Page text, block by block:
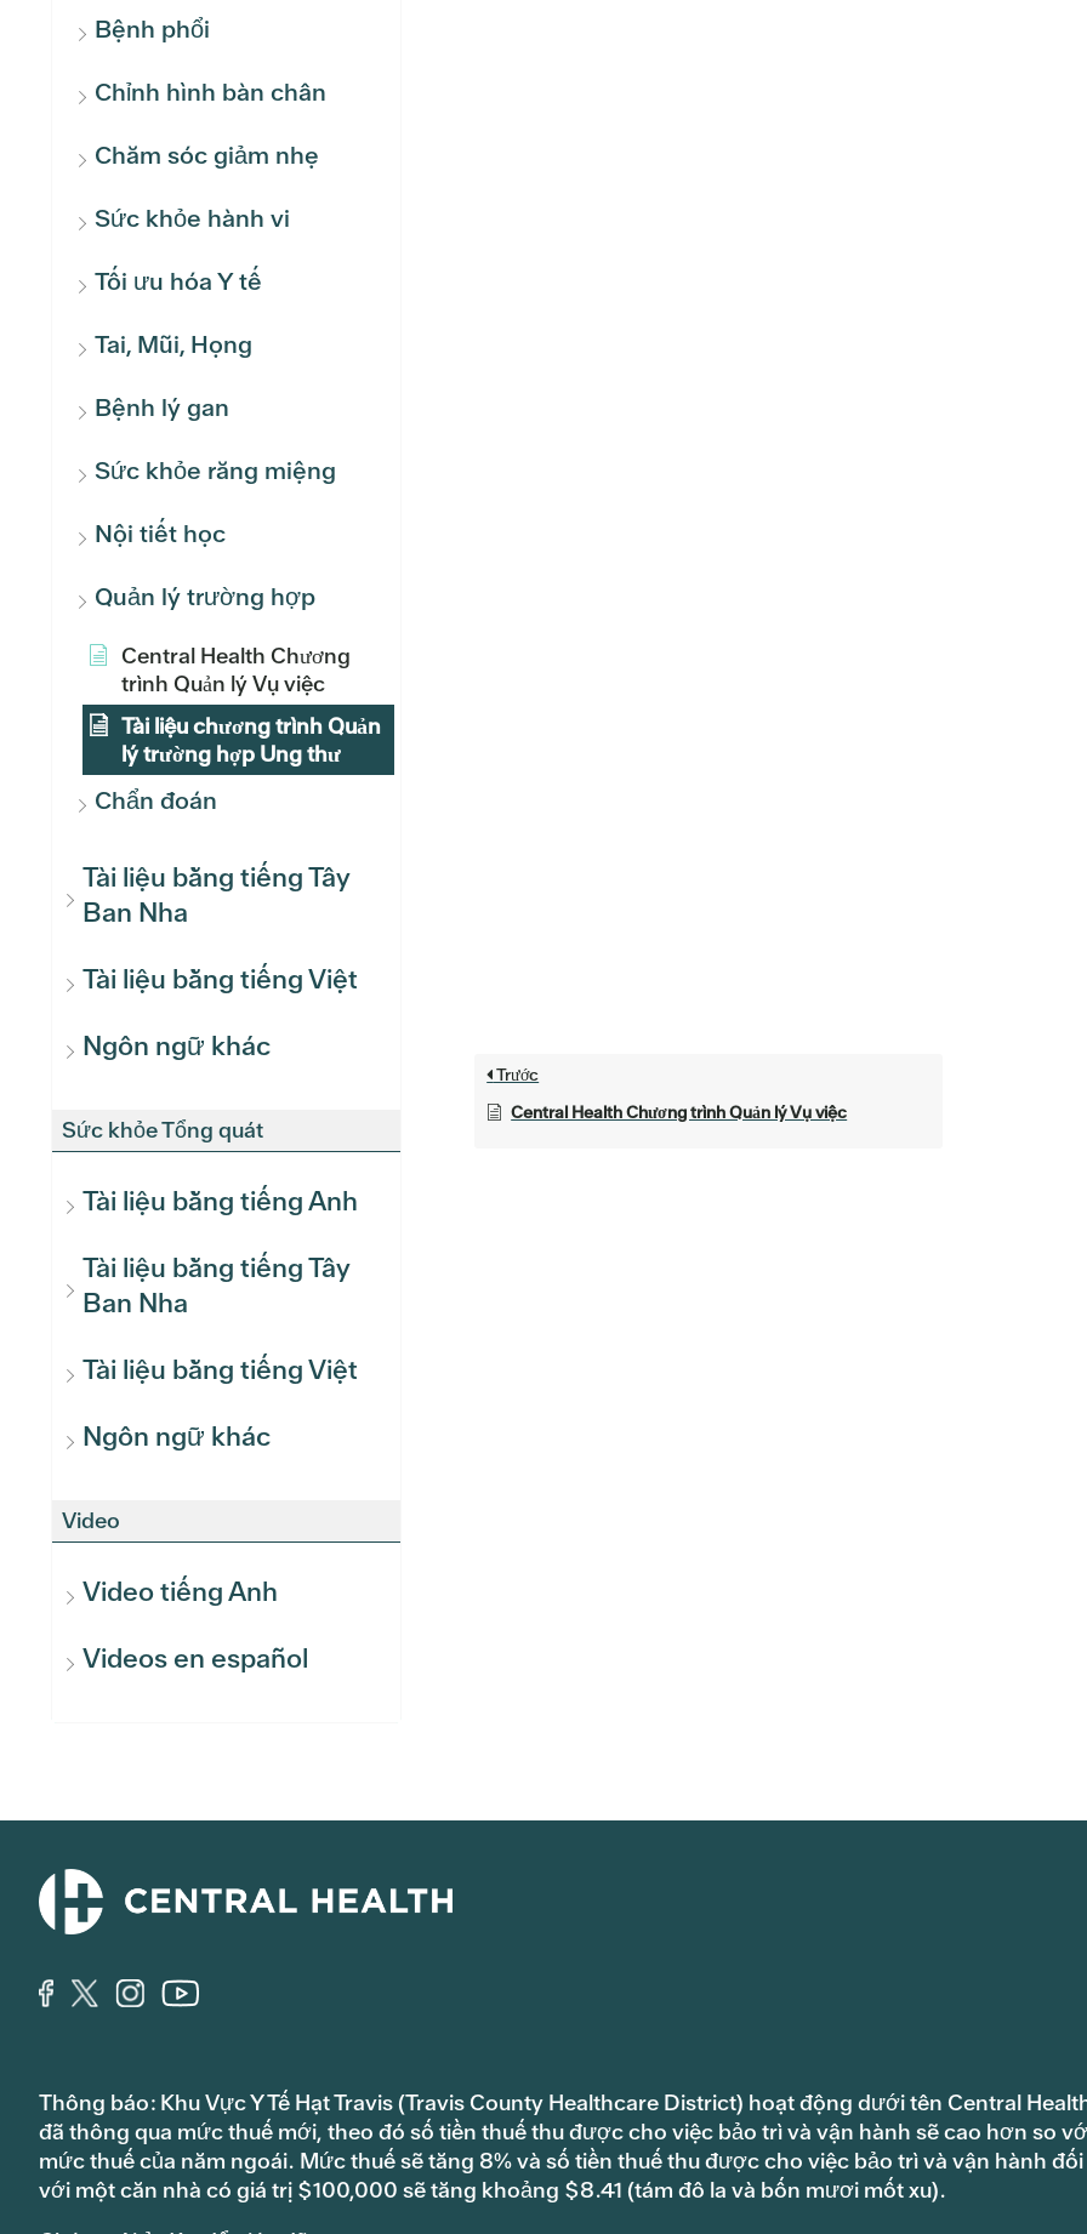
Bệnh phổi
Chỉnh hình bàn chân
Chăm sóc giảm nhẹ
Sức khỏe hành vi
Tối ưu hóa Y tế
Tai, Mũi, Họng
Bệnh lý gan
Sức khỏe răng miệng
Nội tiết học
Quản lý trường hợp
Central Health Chương
trình Quản lý Vụ việc
Tài liệu chương trình Quản
lý trường hợp Ung thư
Chẩn đoán
Tài liệu bằng tiếng Tây
Ban Nha
Tài liệu bằng tiếng Việt
Ngôn ngữ khác
Sức khỏe Tổng quát
Tài liệu bằng tiếng Anh
Tài liệu bằng tiếng Tây
Ban Nha
Tài liệu bằng tiếng Việt
Ngôn ngữ khác
Video
Video tiếng Anh
Videos en español
Trước
Central Health Chương trình Quản lý Vụ việc
Thông báo: Khu Vực Y Tế Hạt Travis (Travis County Healthcare District) hoạt động dưới tên Central
đã thông qua mức thuế mới, theo đó số tiền thuế thu được cho việc bảo trì và vận hành sẽ cao hơn so
mức thuế của năm ngoái. Mức thuế sẽ tăng 8% và số tiền thuế thu được cho việc bảo trì và vận hành đối
với một căn nhà có giá trị $100,000 sẽ tăng khoảng $8.41 (tám đô la và bốn mươi mốt xu).